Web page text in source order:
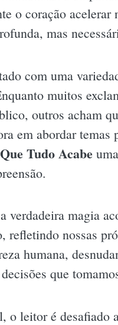
o coração
mas
com uma
muitos
outros acham
em abordar
Tudo Acabe
verdadeira magia
refletindo nossas
humana,
que
o leitor é desafiado